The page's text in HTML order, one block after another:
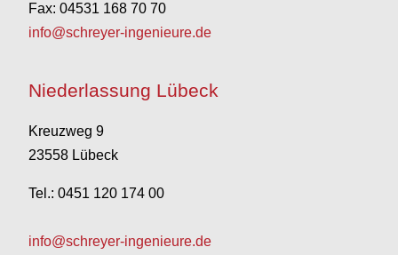
Fax: 04531 168 70 70
info@schreyer-ingenieure.de
Niederlassung Lübeck
Kreuzweg 9
23558 Lübeck
Tel.: 0451 120 174 00
info@schreyer-ingenieure.de